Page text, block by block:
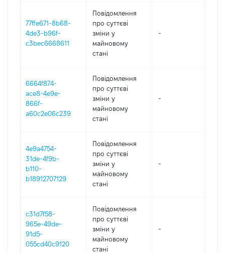
77ffe671-8b68-
4de3-b96f-
c3bec6668611
Повідомлення
про суттєві
зміни y
майновому
стані
-
6664f874-
ace8-4e9e-
866f-
a60c2e06c239
Повідомлення
про суттєві
зміни y
майновому
стані
-
4e9a4754-
31de-4f9b-
b110-
b18912707129
Повідомлення
про суттєві
зміни y
майновому
стані
-
c31d7f58-
965e-49de-
91d5-
055cd40c9120
Повідомлення
про суттєві
зміни y
майновому
стані
-